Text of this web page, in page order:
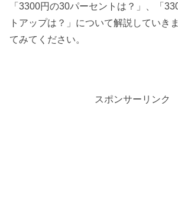
「3300円の30パーセントは？」、「
トアップは？」について解説していき
てみてください。
スポンサーリンク